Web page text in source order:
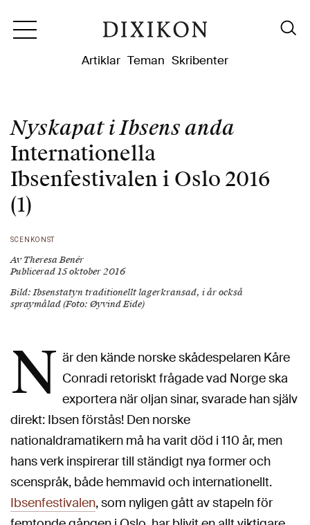
Artiklar Teman Skribenter
Nyskapat i Ibsens anda
Internationella
Ibsenfestivalen i Oslo 2016
(1)
SCENKONST
Av Theresa Benér
Publicerad 15 oktober 2016
Bild: Ibsenstatyn traditionellt lagerkransad, i år också
spraymålad (Foto: Øyvind Eide)
N är den kände norske skådespelaren Kåre
Conradi retoriskt frågade vad Norge ska
exportera när oljan sinar, svarade han själv
direkt: Ibsen förstås! Den norske
nationaldramatikern må ha varit död i 110 år, men
hans verk inspirerar till ständigt nya former och
scenspråk, både hemmavid och internationellt.
Ibsenfestivalen, som nyligen gått av stapeln för